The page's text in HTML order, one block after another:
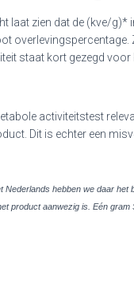
laat zien dat de (kve/
staat kort gezegd
activiteitstest
Dit is echter een
hebben we daar
product aanwezig is. Eén